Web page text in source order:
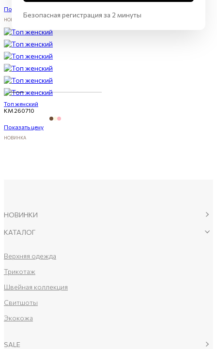
Показать цену
НОВИНКА
Топ женский
KM 260710
Показать цену
НОВИНКА
НОВИНКИ
КАТАЛОГ
Верхняя одежда
Трикотаж
Швейная коллекция
Свитшоты
Экокожа
SALE
Безопасная регистрация за 2 минуты